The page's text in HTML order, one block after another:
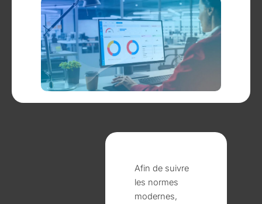
Afin de suivre
les normes
modernes,